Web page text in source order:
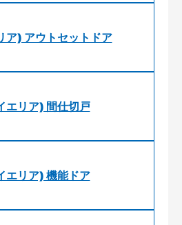
) アウトセットドア
リア) 間仕切戸
リア) 機能ドア